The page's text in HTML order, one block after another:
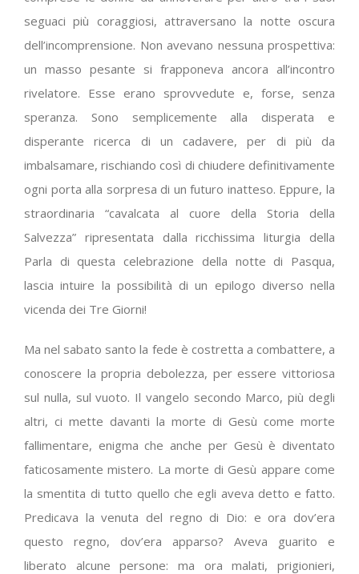
seguaci più coraggiosi, attraversano la notte oscura
dell’incomprensione. Non avevano nessuna prospettiva:
un masso pesante si frapponeva ancora all’incontro
rivelatore. Esse erano sprovvedute e, forse, senza
speranza. Sono semplicemente alla disperata e
disperante ricerca di un cadavere, per di più da
imbalsamare, rischiando così di chiudere definitivamente
ogni porta alla sorpresa di un futuro inatteso. Eppure, la
straordinaria “cavalcata al cuore della Storia della
Salvezza” ripresentata dalla ricchissima liturgia della
Parla di questa celebrazione della notte di Pasqua,
lascia intuire la possibilità di un epilogo diverso nella
vicenda dei Tre Giorni!
Ma nel sabato santo la fede è costretta a combattere, a
conoscere la propria debolezza, per essere vittoriosa
sul nulla, sul vuoto. Il vangelo secondo Marco, più degli
altri, ci mette davanti la morte di Gesù come morte
fallimentare, enigma che anche per Gesù è diventato
faticosamente mistero. La morte di Gesù appare come
la smentita di tutto quello che egli aveva detto e fatto.
Predicava la venuta del regno di Dio: e ora dov’era
questo regno, dov’era apparso? Aveva guarito e
liberato alcune persone: ma ora malati, prigionieri,